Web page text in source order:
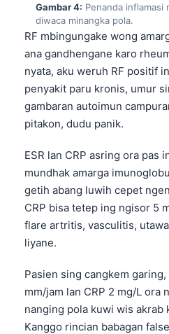
Gambar 4: Penanda inflamasi
diwaca minangka pola.
RF mbingungake wong
ana gandhengane karo
nyata, aku weruh RF positif
penyakit paru kronis, umur
gambaran autoimun
pitakon, dudu panik.
ESR lan CRP asring ora pas
mundhak amarga
getih abang luwih cepet
CRP bisa tetep ing ngisor 5
flare artritis, vasculitis,
liyane.
Pasien sing cangkem garing,
mm/jam lan CRP 2 mg/L ora
nanging pola kuwi wis akrab
Kanggo rincian babagan